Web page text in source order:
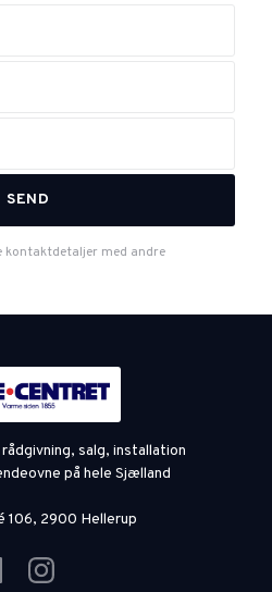
kontaktdetaljer med andre
salg, installation
på hele Sjælland
106, 2900 Hellerup